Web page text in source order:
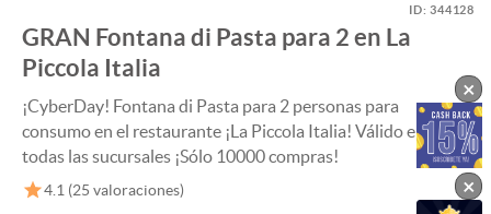
ID:344128
GRAN Fontana di Pasta para 2 en La
Piccola Italia
¡CyberDay! Fontana di Pasta para 2 personas para
consumo en el restaurante ¡La Piccola Italia! Válido en
todas las sucursales ¡Sólo 10000 compras!
4.1 (25 valoraciones)
×
×